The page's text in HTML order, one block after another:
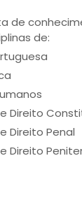
de
de:
Direito
Direito Penal
Direito